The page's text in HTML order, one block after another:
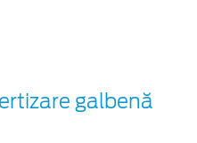
galbenă